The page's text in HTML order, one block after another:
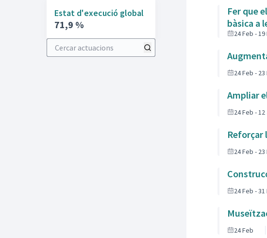
Estat d'execució global
71,9 %
Cercar actuacions
Fer que
bàsica a
24 Feb - 19
24 Feb - 23
Ampliar
24 Feb - 12
Reforçar
24 Feb - 23
24 Feb - 31
24 Feb